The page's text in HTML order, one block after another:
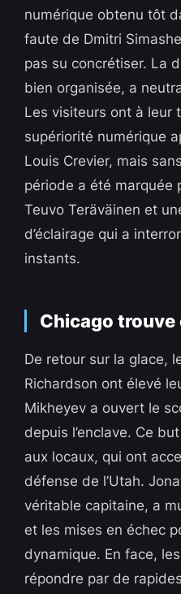
numérique obtenu tôt
faute de Dmitri
pas su concrétiser. La
bien organisée, a
Les visiteurs ont à leur
supériorité numérique
Louis Crevier, mais
période a été marquée
Teuvo Teräväinen et
d’éclairage qui a
instants.
Chicago
De retour sur la glace,
Richardson ont élevé
Mikheyev a ouvert le
depuis l’enclave. Ce
aux locaux, qui ont
défense de l’Utah.
véritable capitaine, a
et les mises en échec
dynamique. En face,
répondre par de